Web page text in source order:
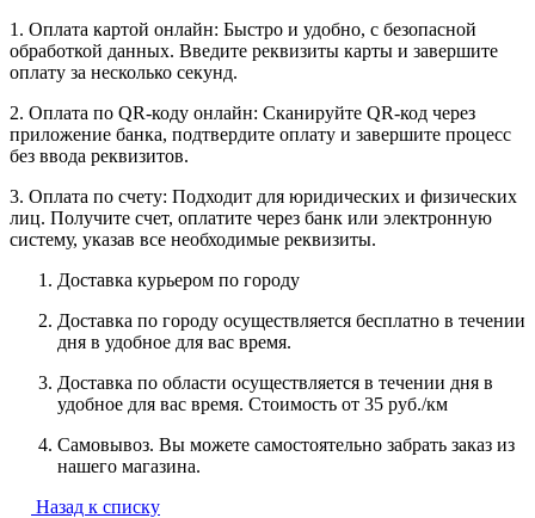
1. Оплата картой онлайн: Быстро и удобно, с безопасной
обработкой данных. Введите реквизиты карты и завершите
оплату за несколько секунд.
2. Оплата по QR-коду онлайн: Сканируйте QR-код через
приложение банка, подтвердите оплату и завершите процесс
без ввода реквизитов.
3. Оплата по счету: Подходит для юридических и физических
лиц. Получите счет, оплатите через банк или электронную
систему, указав все необходимые реквизиты.
Доставка курьером по городу
Доставка по городу осуществляется бесплатно в течении
дня в удобное для вас время.
Доставка по области осуществляется в течении дня в
удобное для вас время. Стоимость от 35 руб./км
Самовывоз. Вы можете самостоятельно забрать заказ из
нашего магазина.
Назад к списку